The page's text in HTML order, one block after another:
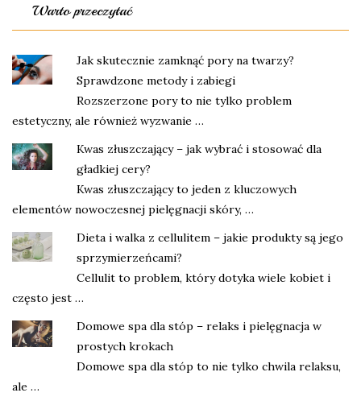
Warto przeczytać
Jak skutecznie zamknąć pory na twarzy?
Sprawdzone metody i zabiegi
Rozszerzone pory to nie tylko problem
estetyczny, ale również wyzwanie …
Kwas złuszczający – jak wybrać i stosować dla
gładkiej cery?
Kwas złuszczający to jeden z kluczowych
elementów nowoczesnej pielęgnacji skóry, …
Dieta i walka z cellulitem – jakie produkty są jego
sprzymierzeńcami?
Cellulit to problem, który dotyka wiele kobiet i
często jest …
Domowe spa dla stóp – relaks i pielęgnacja w
prostych krokach
Domowe spa dla stóp to nie tylko chwila relaksu,
ale …